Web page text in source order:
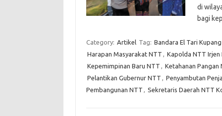
di
bagi
Category: Artikel Tag: Bandara El Tari Kupang
Harapan Masyarakat NTT , Kapolda NTT Irjen
Kepemimpinan Baru NTT , Ketahanan Pangan
Pelantikan Gubernur NTT , Penyambutan
Pembangunan NTT , Sekretaris Daerah NTT